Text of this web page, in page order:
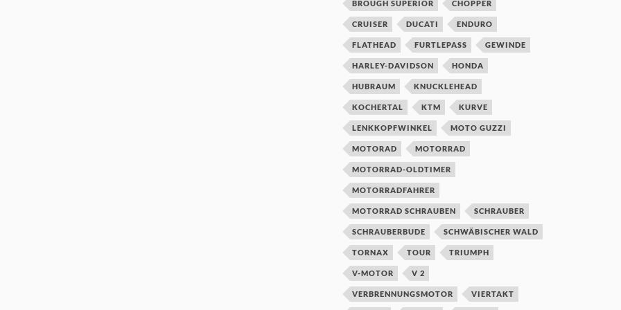
BROUGH SUPERIOR CHOPPER
CRUISER DUCATI ENDURO
FLATHEAD FURTLEPASS GEWINDE
HARLEY-DAVIDSON HONDA
HUBRAUM KNUCKLEHEAD
KOCHERTAL KTM KURVE
LENKKOPFWINKEL MOTO GUZZI
MOTORAD MOTORRAD
MOTORRAD-OLDTIMER
MOTORRADFAHRER
MOTORRAD SCHRAUBEN SCHRAUBER
SCHRAUBERBUDE SCHWÄBISCHER WALD
TORNAX TOUR TRIUMPH
V-MOTOR V 2
VERBRENNUNGSMOTOR VIERTAKT